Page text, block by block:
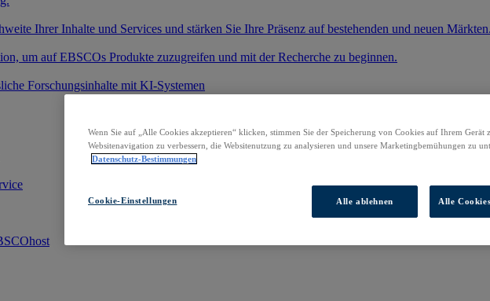
Ihrer Inhalte und Services und stärken Sie Ihre Präsenz auf bestehenden und neuen Märkten.
um auf EBSCOs Produkte zuzugreifen und mit der Recherche zu beginnen.
Forschungsinhalte mit KI-Systemen
Wenn Sie auf „Alle Cookies akzeptieren“ klicken, stimmen Sie der Speicherung von Cookies auf Ihrem Gerät
Websitenavigation zu verbessern, die Websitenutzung zu analysieren und unsere Marketingbemühungen zu
Datenschutz-Bestimmungen
Cookie-Einstellungen Alle ablehnen Alle